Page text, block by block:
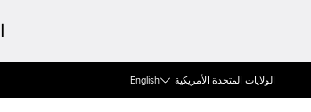
الولايات المتحدة الأمريكية English